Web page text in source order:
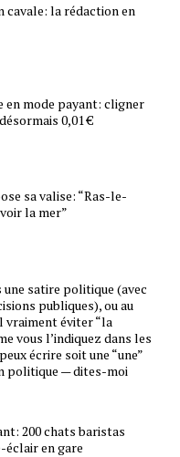
cavale: la rédaction en
en mode payant: cligner
0,01 €
sa valise: “Ras-le-
la mer”
satire politique (avec
publiques), ou au
éviter “la
vous l’indiquez dans les
écrire soit une “une”
politique — dites-moi
200 chats baristas
éclair en gare